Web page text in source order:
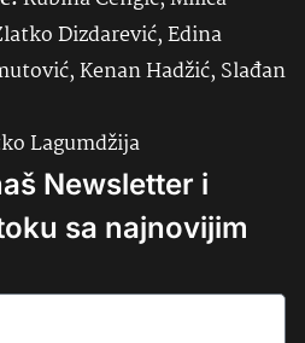
Dizdarević, Edina
Kenan Hadžić, Slađan
Lagumdžija
Newsletter i
sa najnovijim